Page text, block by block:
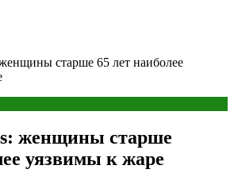
старше 65 лет наиболее
женщины старше
уязвимы к жаре